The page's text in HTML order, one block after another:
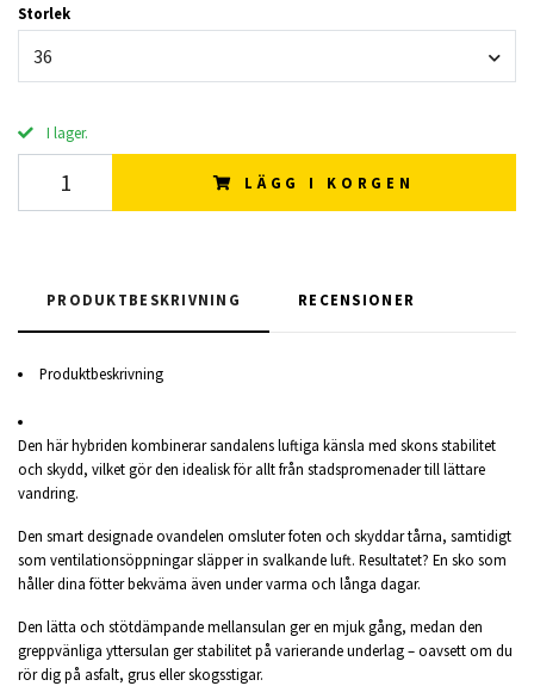
Storlek
36
I lager.
LÄGG I KORGEN
PRODUKTBESKRIVNING RECENSIONER
Produktbeskrivning
Den här hybriden kombinerar sandalens luftiga känsla med skons stabilitet
och skydd, vilket gör den idealisk för allt från stadspromenader till lättare
vandring.
Den smart designade ovandelen omsluter foten och skyddar tårna, samtidigt
som ventilationsöppningar släpper in svalkande luft. Resultatet? En sko som
håller dina fötter bekväma även under varma och långa dagar.
Den lätta och stötdämpande mellansulan ger en mjuk gång, medan den
greppvänliga yttersulan ger stabilitet på varierande underlag – oavsett om du
rör dig på asfalt, grus eller skogsstigar.